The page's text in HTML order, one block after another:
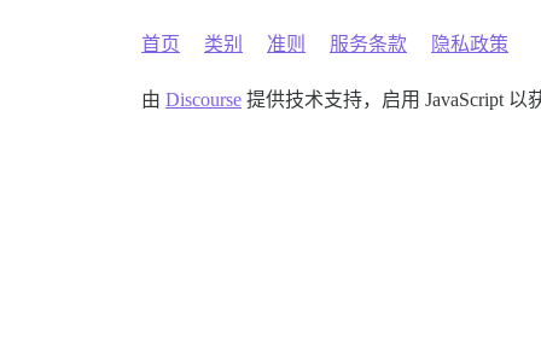
首页 类别 准则 服务条款 隐私政策
由 Discourse 提供技术支持，启用 JavaScript 以